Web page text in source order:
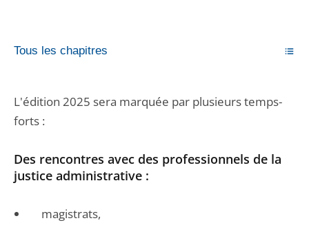
Tous les chapitres
L'édition 2025 sera marquée par plusieurs temps-
forts :
Des rencontres avec des professionnels de la
justice administrative :
magistrats,